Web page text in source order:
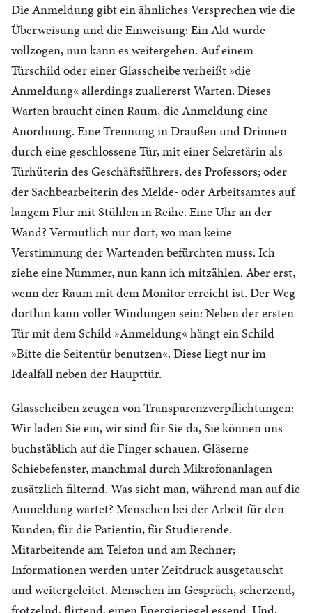
Die Anmeldung gibt ein ähnliches Versprechen wie die
Überweisung und die Einweisung: Ein Akt wurde
vollzogen, nun kann es weitergehen. Auf einem
Türschild oder einer Glasscheibe verheißt »die
Anmeldung« allerdings zuallererst Warten. Dieses
Warten braucht einen Raum, die Anmeldung eine
Anordnung. Eine Trennung in Draußen und Drinnen
durch eine geschlossene Tür, mit einer Sekretärin als
Türhüterin des Geschäftsführers, des Professors; oder
der Sachbearbeiterin des Melde- oder Arbeitsamtes auf
langem Flur mit Stühlen in Reihe. Eine Uhr an der
Wand? Vermutlich nur dort, wo man keine
Verstimmung der Wartenden befürchten muss. Ich
ziehe eine Nummer, nun kann ich mitzählen. Aber erst,
wenn der Raum mit dem Monitor erreicht ist. Der Weg
dorthin kann voller Windungen sein: Neben der ersten
Tür mit dem Schild »Anmeldung« hängt ein Schild
»Bitte die Seitentür benutzen«. Diese liegt nur im
Idealfall neben der Haupttür.
Glasscheiben zeugen von Transparenzverpflichtungen:
Wir laden Sie ein, wir sind für Sie da, Sie können uns
buchstäblich auf die Finger schauen. Gläserne
Schiebefenster, manchmal durch Mikrofonanlagen
zusätzlich filternd. Was sieht man, während man auf die
Anmeldung wartet? Menschen bei der Arbeit für den
Kunden, für die Patientin, für Studierende.
Mitarbeitende am Telefon und am Rechner;
Informationen werden unter Zeitdruck ausgetauscht
und weitergeleitet. Menschen im Gespräch, scherzend,